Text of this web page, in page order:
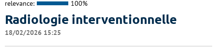
relevance: 100%
Radiologie interventionnelle
18/02/2026 15:25